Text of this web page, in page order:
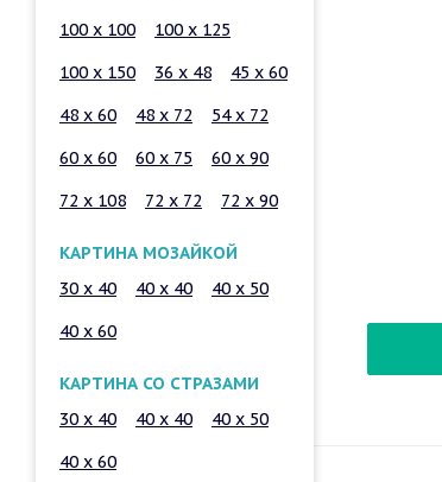
100 x 100
100 x 125
100 x 150
36 x 48
45 x 60
48 x 60
48 x 72
54 x 72
60 x 60
60 x 75
60 x 90
72 x 108
72 x 72 72 x 90
КАРТИНА МОЗАЙКОЙ
30 x 40
40 x 40
40 x 50
40 x 60
КАРТИНА СО СТРАЗАМИ
30 x 40
40 x 40
40 x 50
40 x 60